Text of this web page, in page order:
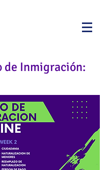
de Inmigración: